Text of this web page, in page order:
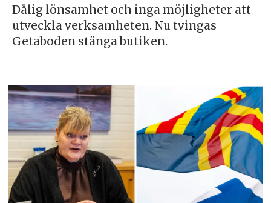
Dålig lönsamhet och inga möjligheter att
utveckla verksamheten. Nu tvingas
Getaboden stänga butiken.